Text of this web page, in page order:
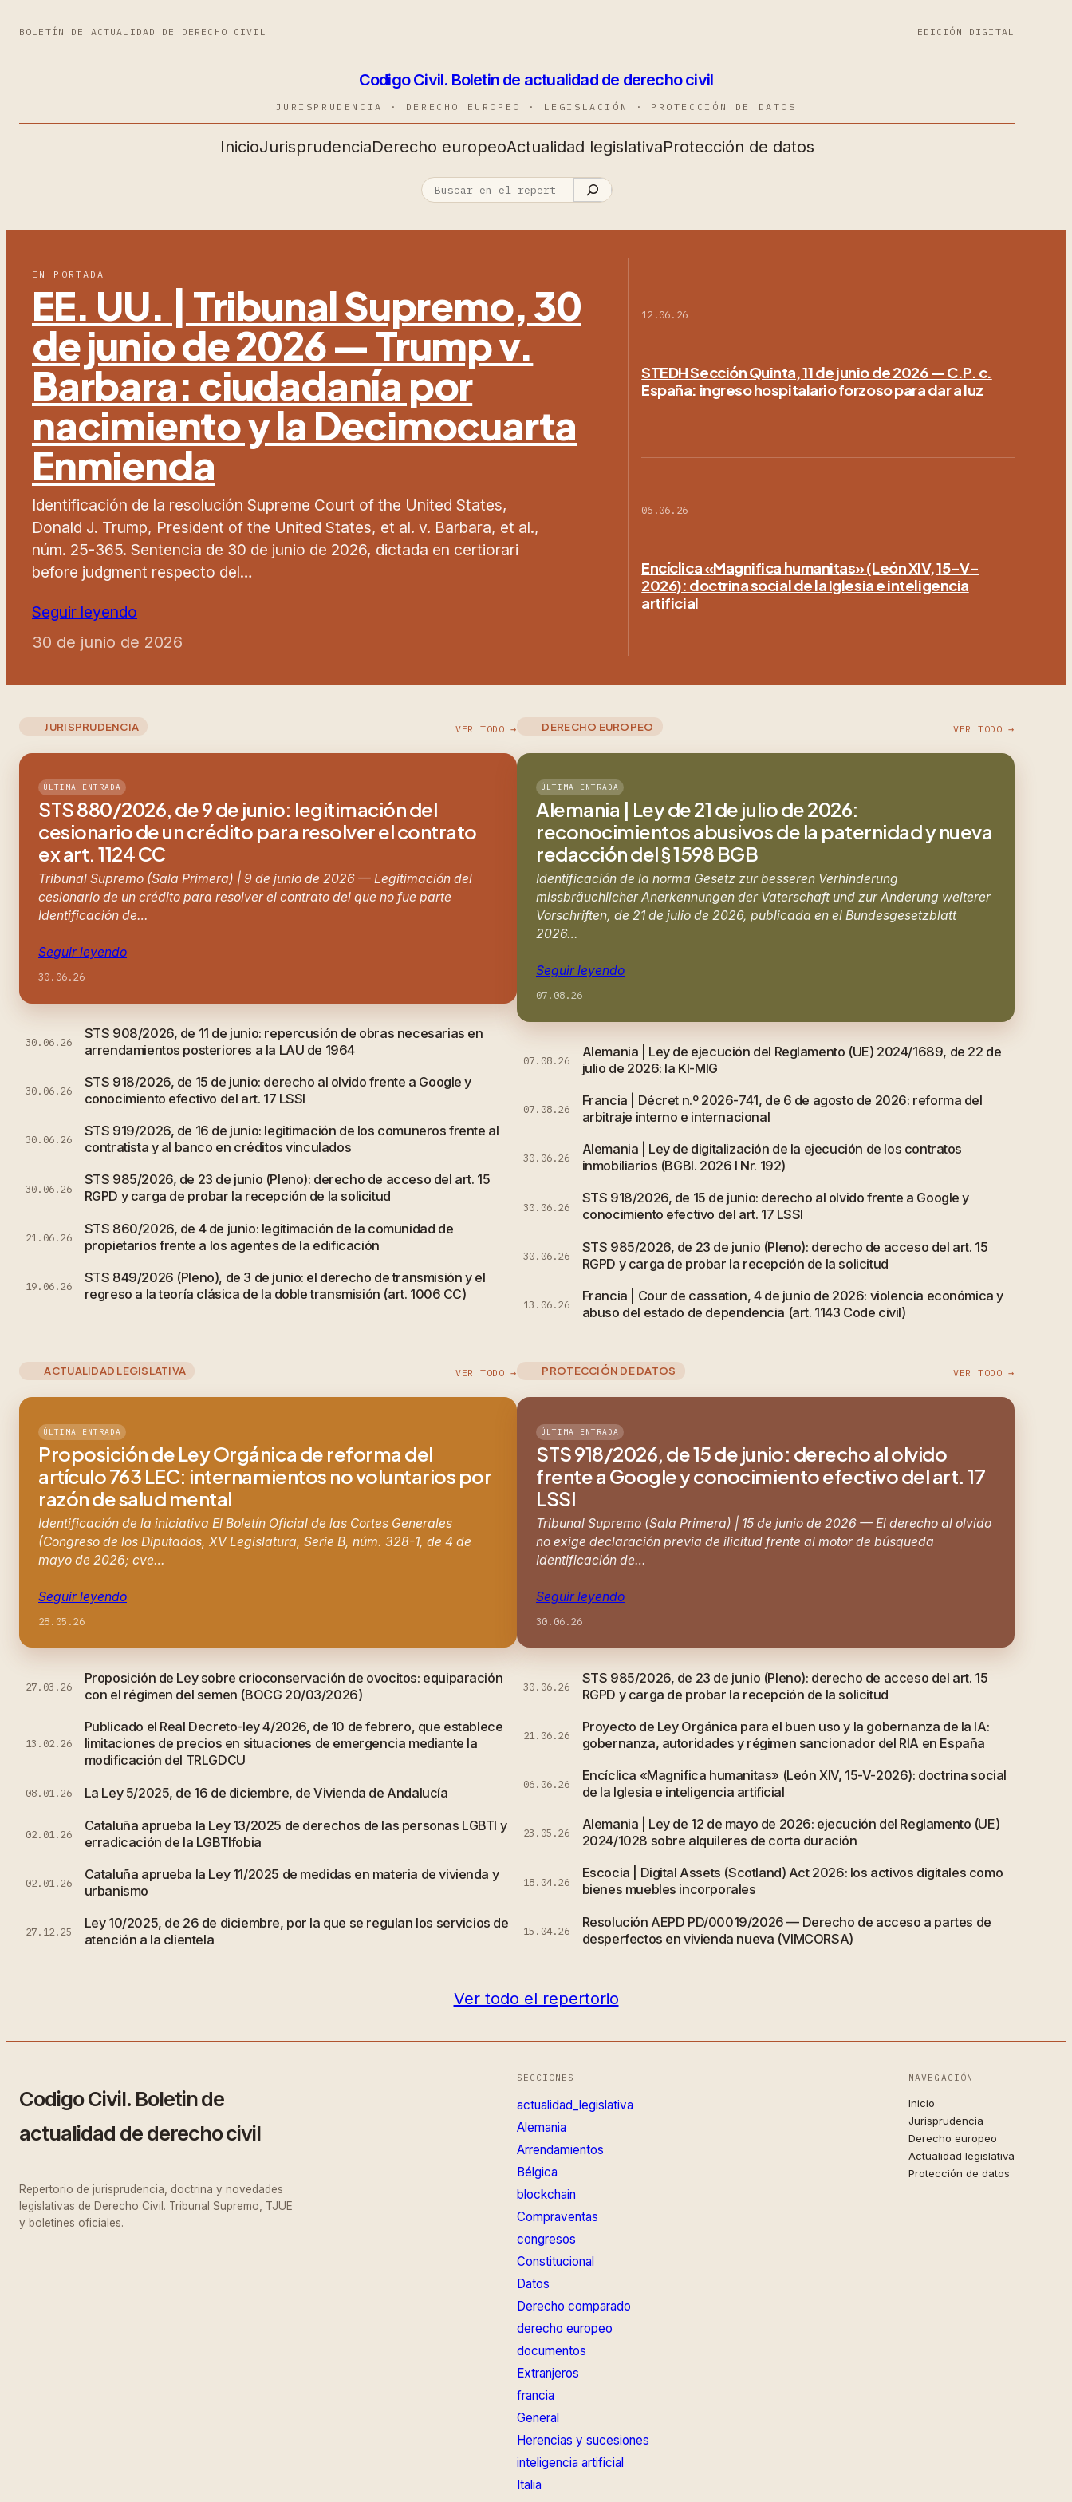
BOLETÍN DE ACTUALIDAD DE DERECHO CIVIL EDICIÓN DIGITAL
Codigo Civil. Boletin de actualidad de derecho civil
JURISPRUDENCIA · DERECHO EUROPEO · LEGISLACIÓN · PROTECCIÓN DE DATOS
InicioJurisprudenciaDerecho europeoActualidad legislativaProtección de datos
EN PORTADA
EE. UU. | Tribunal Supremo, 30
de junio de 2026 — Trump v.
Barbara: ciudadanía por
nacimiento y la Decimocuarta
Enmienda
Identificación de la resolución Supreme Court of the United States,
Donald J. Trump, President of the United States, et al. v. Barbara, et al.,
núm. 25-365. Sentencia de 30 de junio de 2026, dictada en certiorari
before judgment respecto del…
Seguir leyendo
30 de junio de 2026
12.06.26
STEDH Sección Quinta, 11 de junio de 2026 — C.P. c.
España: ingreso hospitalario forzoso para dar a luz
06.06.26
Encíclica «Magnifica humanitas» (León XIV, 15-V-
2026): doctrina social de la Iglesia e inteligencia
artificial
JURISPRUDENCIA VER TODO →
ÚLTIMA ENTRADA
STS 880/2026, de 9 de junio: legitimación del
cesionario de un crédito para resolver el contrato
ex art. 1124 CC
Tribunal Supremo (Sala Primera) | 9 de junio de 2026 — Legitimación del
cesionario de un crédito para resolver el contrato del que no fue parte
Identificación de…
Seguir leyendo
30.06.26
30.06.26
STS 908/2026, de 11 de junio: repercusión de obras necesarias en
arrendamientos posteriores a la LAU de 1964
30.06.26
STS 918/2026, de 15 de junio: derecho al olvido frente a Google y
conocimiento efectivo del art. 17 LSSI
30.06.26
STS 919/2026, de 16 de junio: legitimación de los comuneros frente al
contratista y al banco en créditos vinculados
30.06.26
STS 985/2026, de 23 de junio (Pleno): derecho de acceso del art. 15
RGPD y carga de probar la recepción de la solicitud
21.06.26
STS 860/2026, de 4 de junio: legitimación de la comunidad de
propietarios frente a los agentes de la edificación
19.06.26
STS 849/2026 (Pleno), de 3 de junio: el derecho de transmisión y el
regreso a la teoría clásica de la doble transmisión (art. 1006 CC)
DERECHO EUROPEO VER TODO →
ÚLTIMA ENTRADA
Alemania | Ley de 21 de julio de 2026:
reconocimientos abusivos de la paternidad y nueva
redacción del § 1598 BGB
Identificación de la norma Gesetz zur besseren Verhinderung
missbräuchlicher Anerkennungen der Vaterschaft und zur Änderung weiterer
Vorschriften, de 21 de julio de 2026, publicada en el Bundesgesetzblatt
2026…
Seguir leyendo
07.08.26
07.08.26
Alemania | Ley de ejecución del Reglamento (UE) 2024/1689, de 22 de
julio de 2026: la KI-MIG
07.08.26
Francia | Décret n.º 2026-741, de 6 de agosto de 2026: reforma del
arbitraje interno e internacional
30.06.26
Alemania | Ley de digitalización de la ejecución de los contratos
inmobiliarios (BGBl. 2026 I Nr. 192)
30.06.26
STS 918/2026, de 15 de junio: derecho al olvido frente a Google y
conocimiento efectivo del art. 17 LSSI
30.06.26
STS 985/2026, de 23 de junio (Pleno): derecho de acceso del art. 15
RGPD y carga de probar la recepción de la solicitud
13.06.26
Francia | Cour de cassation, 4 de junio de 2026: violencia económica y
abuso del estado de dependencia (art. 1143 Code civil)
ACTUALIDAD LEGISLATIVA VER TODO →
ÚLTIMA ENTRADA
Proposición de Ley Orgánica de reforma del
artículo 763 LEC: internamientos no voluntarios por
razón de salud mental
Identificación de la iniciativa El Boletín Oficial de las Cortes Generales
(Congreso de los Diputados, XV Legislatura, Serie B, núm. 328-1, de 4 de
mayo de 2026; cve…
Seguir leyendo
28.05.26
27.03.26
Proposición de Ley sobre crioconservación de ovocitos: equiparación
con el régimen del semen (BOCG 20/03/2026)
13.02.26
Publicado el Real Decreto-ley 4/2026, de 10 de febrero, que establece
limitaciones de precios en situaciones de emergencia mediante la
modificación del TRLGDCU
08.01.26 La Ley 5/2025, de 16 de diciembre, de Vivienda de Andalucía
02.01.26
Cataluña aprueba la Ley 13/2025 de derechos de las personas LGBTI y
erradicación de la LGBTIfobia
02.01.26
Cataluña aprueba la Ley 11/2025 de medidas en materia de vivienda y
urbanismo
27.12.25
Ley 10/2025, de 26 de diciembre, por la que se regulan los servicios de
atención a la clientela
PROTECCIÓN DE DATOS VER TODO →
ÚLTIMA ENTRADA
STS 918/2026, de 15 de junio: derecho al olvido
frente a Google y conocimiento efectivo del art. 17
LSSI
Tribunal Supremo (Sala Primera) | 15 de junio de 2026 — El derecho al olvido
no exige declaración previa de ilicitud frente al motor de búsqueda
Identificación de…
Seguir leyendo
30.06.26
30.06.26
STS 985/2026, de 23 de junio (Pleno): derecho de acceso del art. 15
RGPD y carga de probar la recepción de la solicitud
21.06.26
Proyecto de Ley Orgánica para el buen uso y la gobernanza de la IA:
gobernanza, autoridades y régimen sancionador del RIA en España
06.06.26
Encíclica «Magnifica humanitas» (León XIV, 15-V-2026): doctrina social
de la Iglesia e inteligencia artificial
23.05.26
Alemania | Ley de 12 de mayo de 2026: ejecución del Reglamento (UE)
2024/1028 sobre alquileres de corta duración
18.04.26
Escocia | Digital Assets (Scotland) Act 2026: los activos digitales como
bienes muebles incorporales
15.04.26
Resolución AEPD PD/00019/2026 — Derecho de acceso a partes de
desperfectos en vivienda nueva (VIMCORSA)
Ver todo el repertorio
Codigo Civil. Boletin de
actualidad de derecho civil
Repertorio de jurisprudencia, doctrina y novedades
legislativas de Derecho Civil. Tribunal Supremo, TJUE
y boletines oficiales.
SECCIONES
actualidad_legislativa
Alemania
Arrendamientos
Bélgica
blockchain
Compraventas
congresos
Constitucional
Datos
Derecho comparado
derecho europeo
documentos
Extranjeros
francia
General
Herencias y sucesiones
inteligencia artificial
Italia
NAVEGACIÓN
Inicio
Jurisprudencia
Derecho europeo
Actualidad legislativa
Protección de datos